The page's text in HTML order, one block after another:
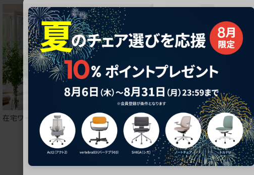
在宅ワークにおすすめのオフィスチェア5選
椅子に座っているのに疲
疲れにくいチェアの選び方